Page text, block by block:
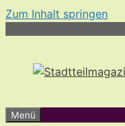
Zum Inhalt springen
Menü